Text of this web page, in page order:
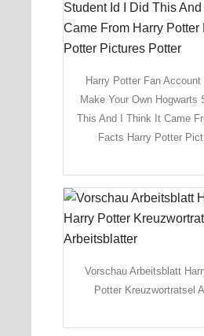
Harry Potter Fan
Make Your Own Hogwarts
This And I Think It Came
Facts Harry Potter
Vorschau Arbeitsblatt
Potter Kreuzwortratsel